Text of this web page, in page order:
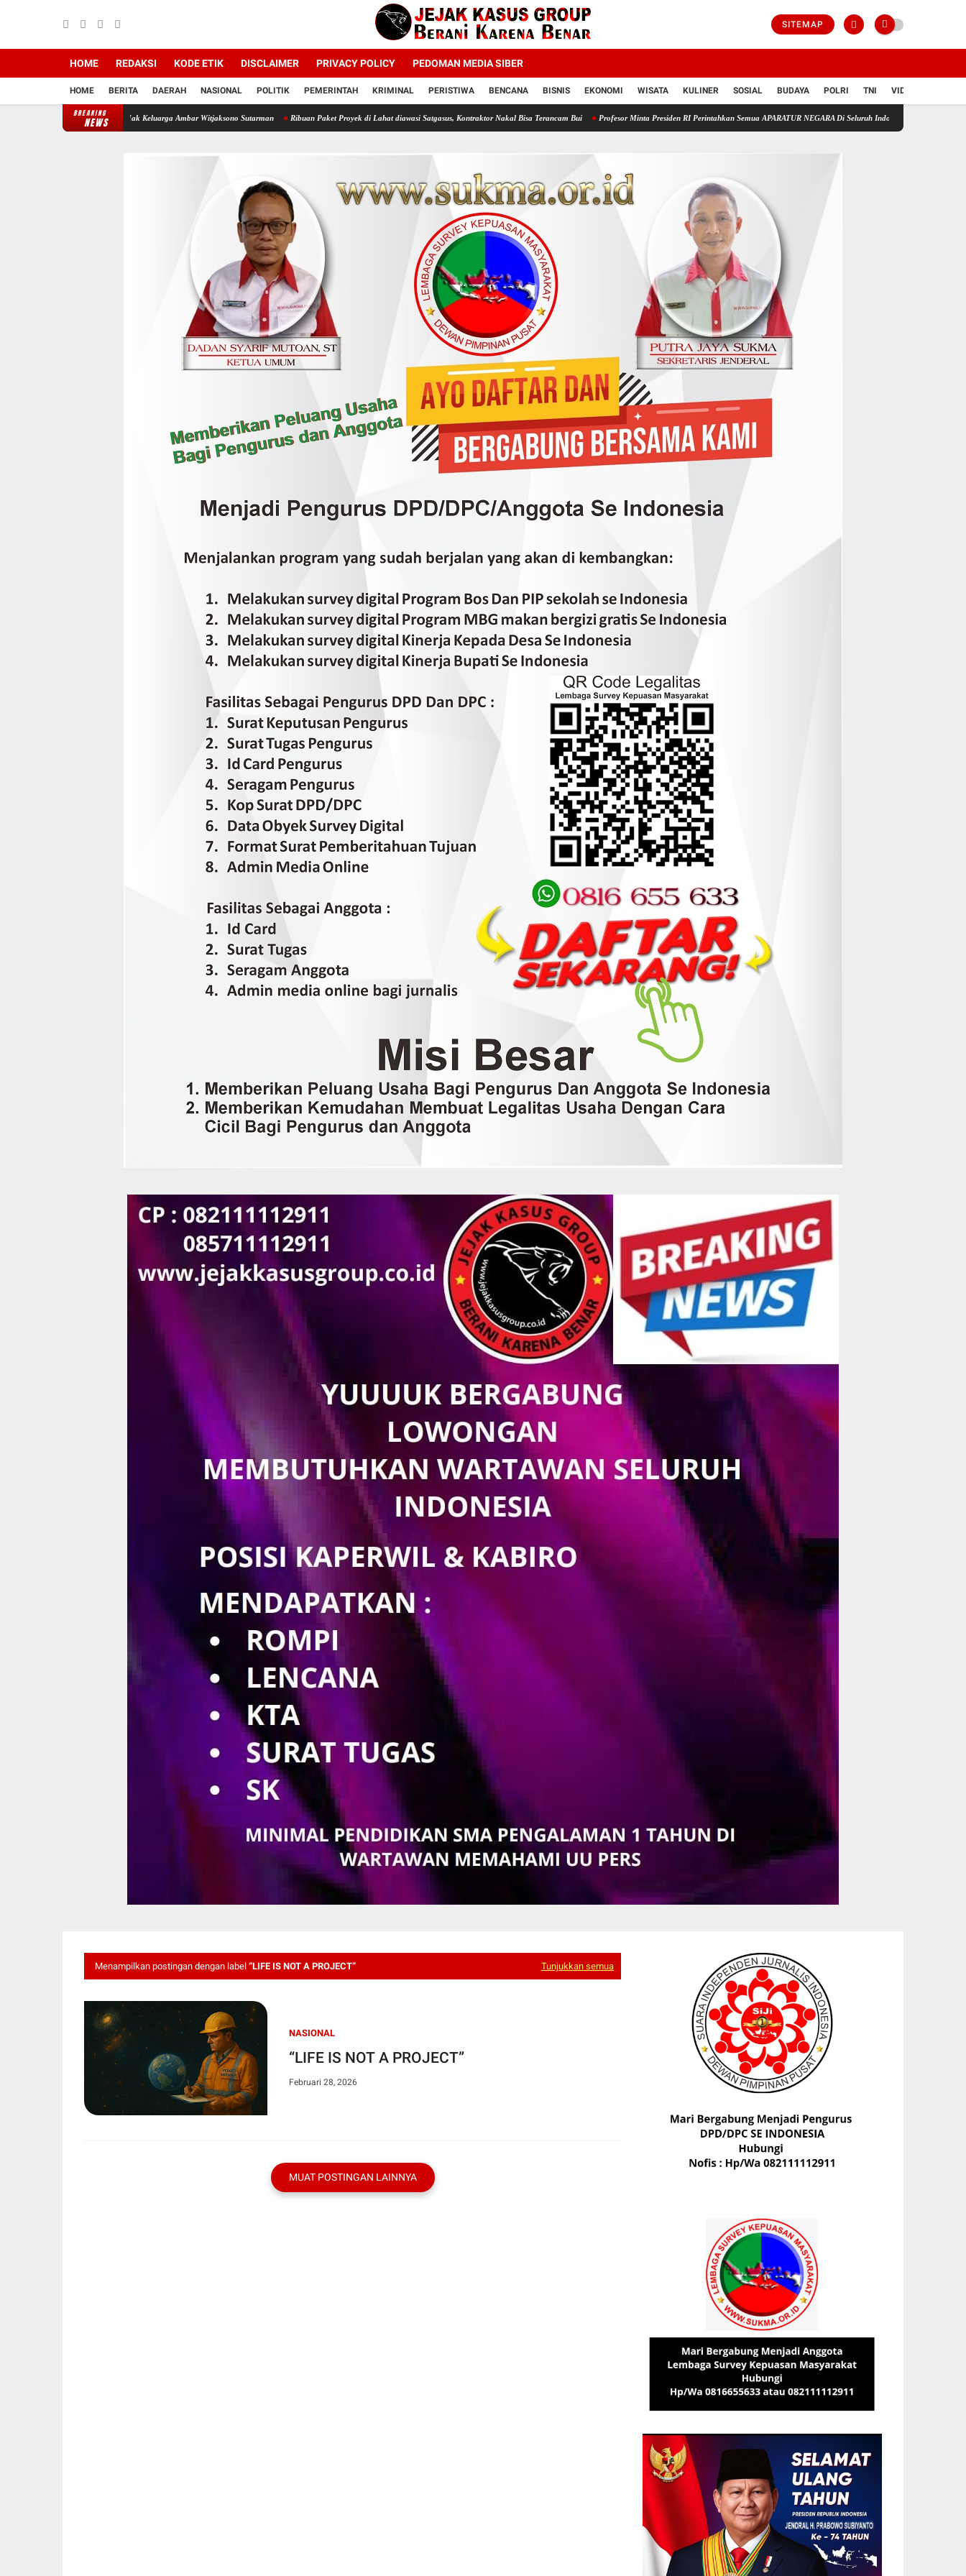
SITEMAP
HOME REDAKSI KODE ETIK DISCLAIMER PRIVACY POLICY PEDOMAN MEDIA SIBER
HOME BERITA DAERAH NASIONAL POLITIK PEMERINTAH KRIMINAL PERISTIWA BENCANA BISNIS EKONOMI WISATA KULINER SOSIAL BUDAYA POLRI TNI VIDIO
BREAKING
NEWS
Merampas Hak Keluarga Ambar Witjaksono Sutarman Ribuan Paket Proyek di Lahat diawasi Satgasus, Kontraktor Nakal Bisa Terancam Bui Profesor Minta Presiden RI Perintahkan Semua APARATUR NEGARA Di Seluruh Indonesia Tertibkan bendera luntur
Menampilkan postingan dengan label “LIFE IS NOT A PROJECT” Tunjukkan semua
NASIONAL
“LIFE IS NOT A PROJECT”
Februari 28, 2026
MUAT POSTINGAN LAINNYA